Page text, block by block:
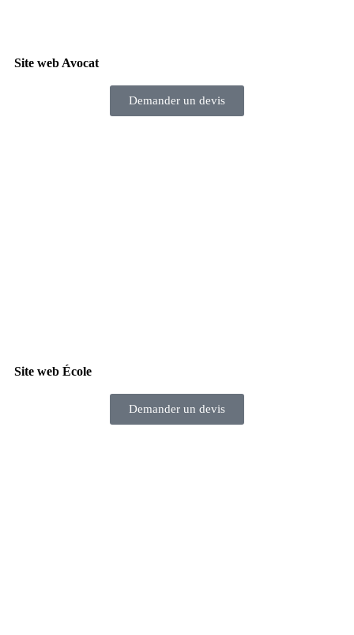
Site web Avocat
Demander un devis
Site web École
Demander un devis